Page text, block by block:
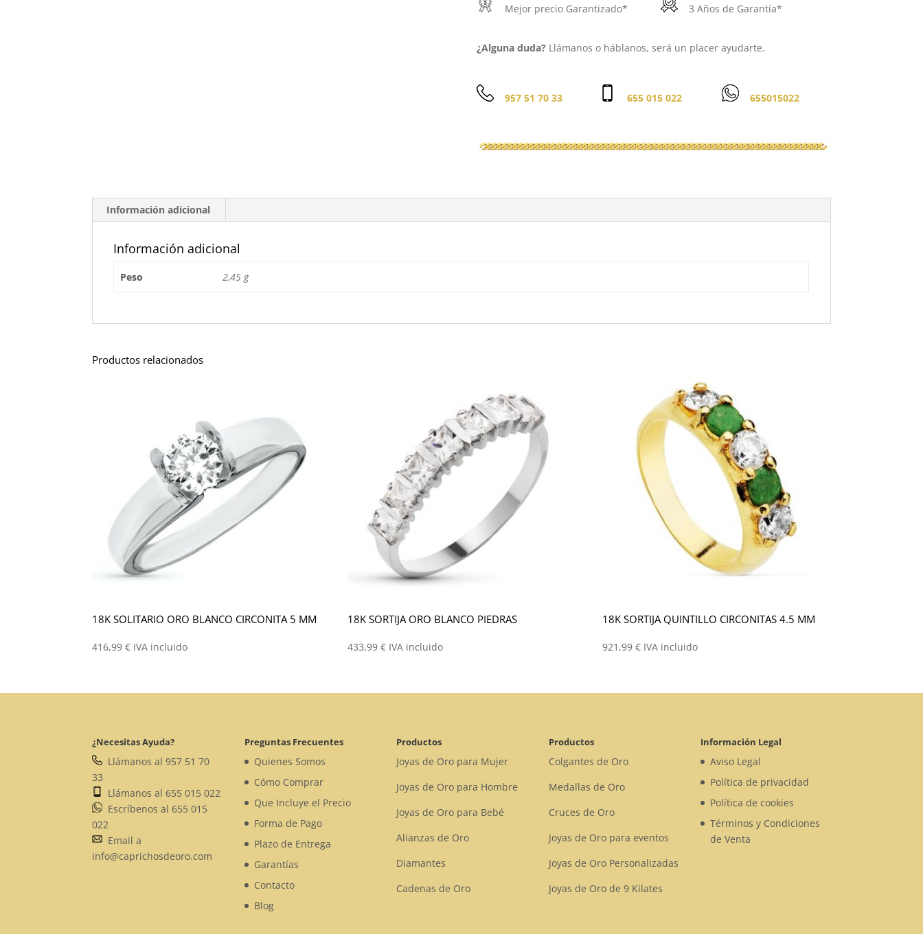
Mejor precio Garantizado* 3 Años de Garantía*
¿Alguna duda?Llámanos o háblanos, será un placer ayudarte.
957 51 70 33 655 015 022 655015022
Información adicional
Información adicional
Peso 2,45 g
Productos relacionados
18K SOLITARIO ORO BLANCO CIRCONITA 5 MM
416,99€ IVA incluido
18K SORTIJA ORO BLANCO PIEDRAS
433,99 € IVA incluido
18K SORTIJA QUINTILLO CIRCONITAS 4.5 MM
921,99€ IVA incluido
¿Necesitas Ayuda?
Llámanos al 957 51 70
33
Llámanos al 655 015 022
Escríbenos al 655 015
022
Email a
info@caprichosdeoro.com
Preguntas Frecuentes
Quienes Somos
Cómo Comprar
Que Incluye el Precio
Forma de Pago
Plazo de Entrega
Garantías
Contacto
Blog
Productos
Joyas de Oro para Mujer
Joyas de Oro para Hombre
Joyas de Oro para Bebé
Alianzas de Oro
Diamantes
Cadenas de Oro
Productos
Colgantes de Oro
Medallas de Oro
Cruces de Oro
Joyas de Oro para eventos
Joyas de Oro Personalizadas
Joyas de Oro de 9 Kilates
Información Legal
Aviso Legal
Política de privacidad
Política de cookies
Términos y Condiciones
de Venta